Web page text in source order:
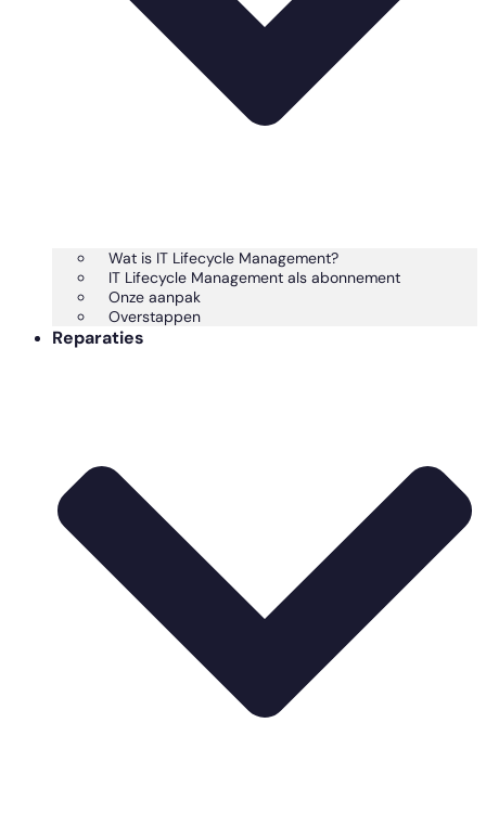
Wat is IT Lifecycle Management?
IT Lifecycle Management als abonnement
Onze aanpak
Overstappen
Reparaties